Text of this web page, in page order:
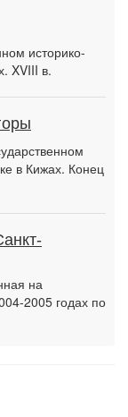
историко-
XVIII в.
в Кижах. Конец
на
2005 годах по